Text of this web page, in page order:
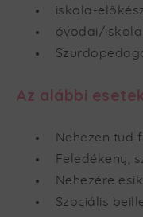
iskola-
óvodai/
Az alábbi
Nehezen tud
Feledékeny,
Nehezére
Szociális